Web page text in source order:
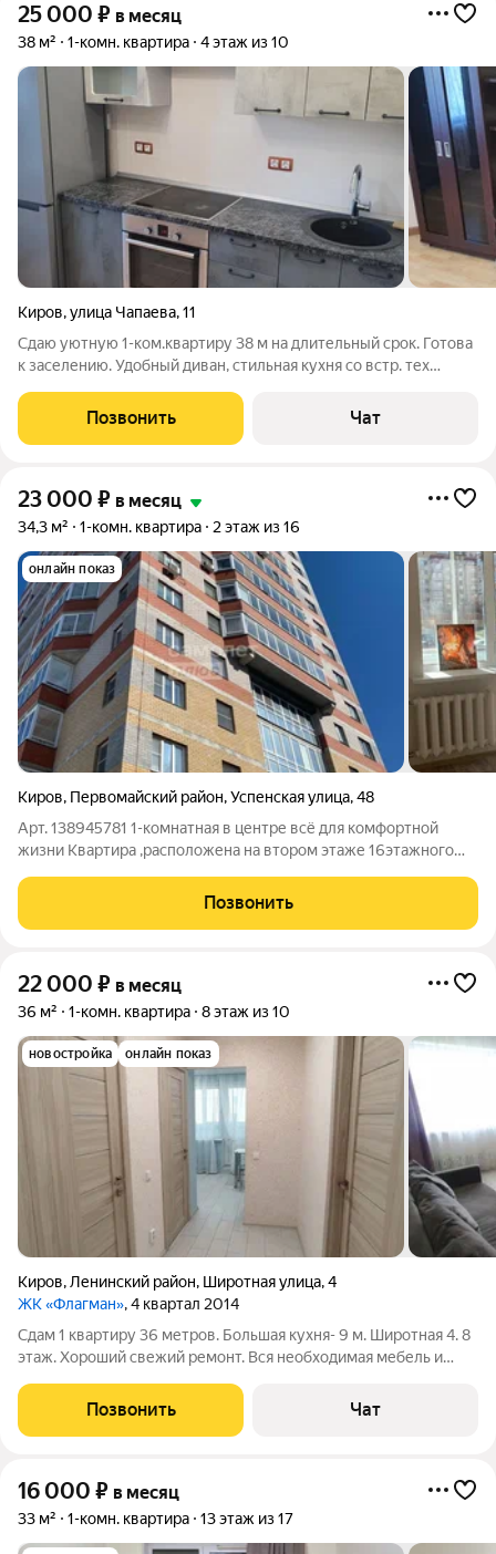
25 000 ₽ в месяц
38 м² 1-комн. квартира 4 этаж из 10
Киров,улица Чапаева,11
Сдаю уютную 1-ком.квартиру 38 м на длительный срок. Готова
к заселению. Удобный диван, стильная кухня со встр. тех
сантехника Grohe. Не курить, без животных.
Позвонить Чат
23 000 ₽ в месяц
34,3 м² 1-комн. квартира 2 этаж из 16
онлайн показ
Киров, Первомайский район,Успенская улица,48
Арт. 138945781 1-комнатная в центре всё для комфортной
жизни Квартира ,pacположена на втором этаже 16этажного
однокомнатную квартиру в центре города. Идеальное
решение для одного человека или
Позвонить
22 000 ₽ в месяц
36 м² 1-комн. квартира 8 этаж из 10
новостройка онлайн показ
Киров, Ленинский район, Широтная улица,4
ЖК «Флагман», 4 квартал 2014
Сдам 1 квартиру 36 метров. Большая кухня- 9 м. Широтная 4. 8
этаж. Хороший свежий ремонт. Вся необходимая мебель и
Развитая инфра-ра. Квартира готова к заселению.
Позвонить Чат
16 000 ₽ в месяц
33 м² 1-комн. квартира 13 этаж из 17